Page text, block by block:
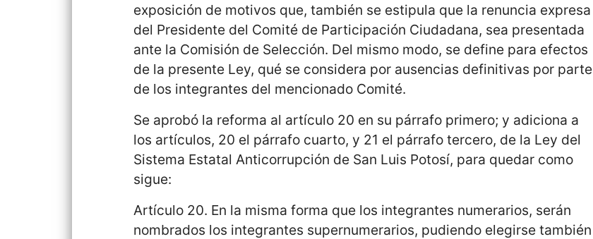
exposición de motivos que, también se estipula que la renuncia expresa
del Presidente del Comité de Participación Ciudadana, sea presentada
ante la Comisión de Selección. Del mismo modo, se define para efectos
de la presente Ley, qué se considera por ausencias definitivas por parte
de los integrantes del mencionado Comité.
Se aprobó la reforma al artículo 20 en su párrafo primero; y adiciona a
los artículos, 20 el párrafo cuarto, y 21 el párrafo tercero, de la Ley del
Sistema Estatal Anticorrupción de San Luis Potosí, para quedar como
sigue:
Artículo 20. En la misma forma que los integrantes numerarios, serán
nombrados los integrantes supernumerarios, pudiendo elegirse también